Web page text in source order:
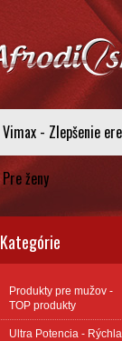
Vimax - Zlepšenie
Pre ženy
Kategórie
Produkty pre mužov -
TOP produkty
Ultra Potencia - Rýchla